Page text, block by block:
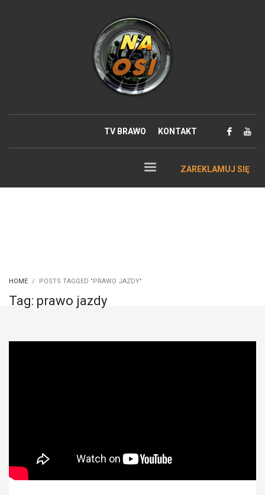
TV BRAWO KONTAKT
ZAREKLAMUJ SIĘ
HOME POSTS TAGGED "PRAWO JAZDY"
Tag: prawo jazdy